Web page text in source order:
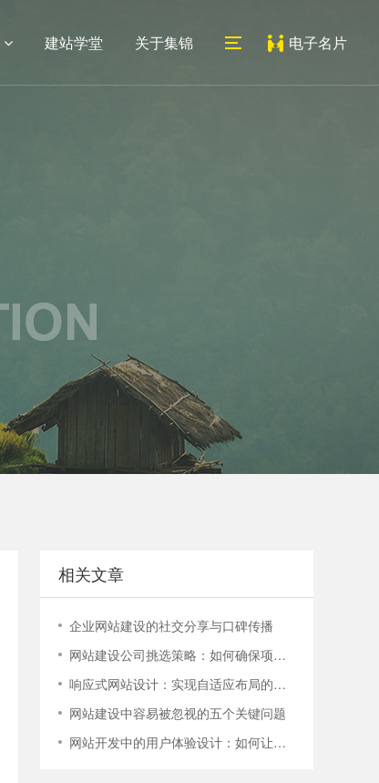
建站学堂 关于集锦 电子名片
小程序
电话：400-888-9358
相关文章
企业网站建设的社交分享与口碑传播
网站建设公司挑选策略：如何确保项目顺利进行？
响应式网站设计：实现自适应布局的技巧与实践
网站建设中容易被忽视的五个关键问题
网站开发中的用户体验设计：如何让您的网站更容易使用